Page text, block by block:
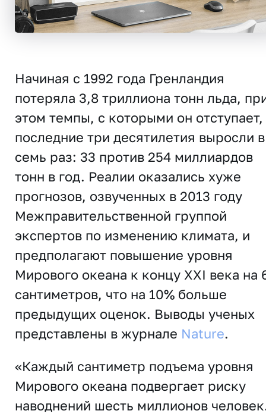
Начиная с 1992 года Гренландия
потеряла 3,8 триллиона тонн льда,
этом темпы, с которыми он отступает,
последние три десятилетия выросли в
семь раз: 33 против 254 миллиардов
тонн в год. Реалии оказались хуже
прогнозов, озвученных в 2013 году
Межправительственной группой
экспертов по изменению климата, и
предполагают повышение уровня
Мирового океана к концу XXI века на
сантиметров, что на 10% больше
предыдущих оценок. Выводы ученых
представлены в журнале Nature.
«Каждый сантиметр подъема уровня
Мирового океана подвергает риску
наводнений шесть миллионов